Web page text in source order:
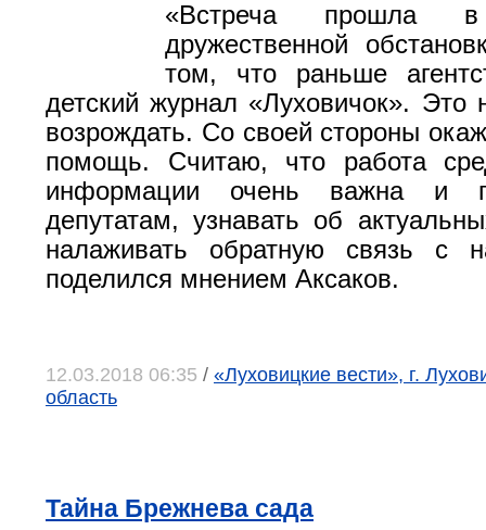
«Встреча прошла
дружественной
том, что раньше
детский журнал «Луховичок». Это
возрождать. Со своей стороны
помощь. Считаю, что работа
информации очень важна и
депутатам, узнавать об
налаживать обратную связь с
поделился мнением Аксаков.
12.03.2018 06:35 / «Луховицкие вести», г.
область
Тайна Брежнева сада